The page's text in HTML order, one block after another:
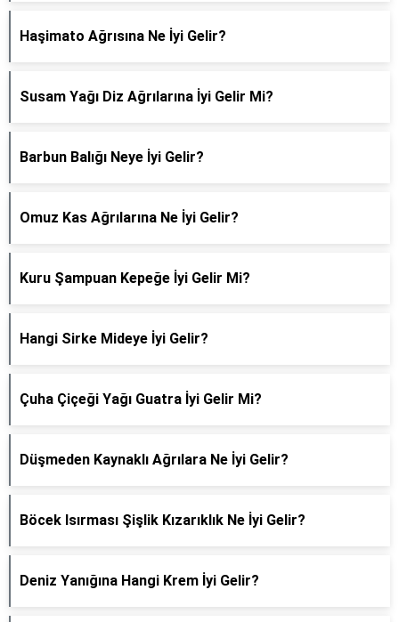
Haşimato Ağrısına Ne İyi Gelir?
Susam Yağı Diz Ağrılarına İyi Gelir Mi?
Barbun Balığı Neye İyi Gelir?
Omuz Kas Ağrılarına Ne İyi Gelir?
Kuru Şampuan Kepeğe İyi Gelir Mi?
Hangi Sirke Mideye İyi Gelir?
Çuha Çiçeği Yağı Guatra İyi Gelir Mi?
Düşmeden Kaynaklı Ağrılara Ne İyi Gelir?
Böcek Isırması Şişlik Kızarıklık Ne İyi Gelir?
Deniz Yanığına Hangi Krem İyi Gelir?